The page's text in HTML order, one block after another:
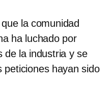
la comunidad
ha luchado por
de la industria y se
peticiones hayan sido